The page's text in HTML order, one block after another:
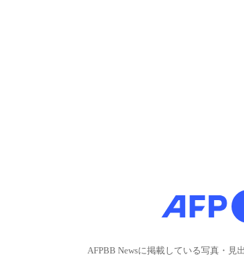
AFPBB Newsに掲載している写真・見